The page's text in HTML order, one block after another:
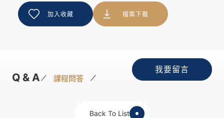
加入收藏 檔案下載
Q & A 課程問答
我要留言
Back To List